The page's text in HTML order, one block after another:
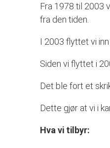
Fra 1978 til 2003
fra den tiden.
I 2003 flyttet vi
Siden vi flyttet i
Det ble fort et
Dette gjør at vi i
Hva vi tilbyr: